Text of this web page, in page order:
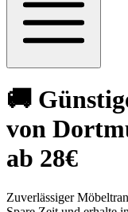
🚚
von
ab 28€
Zuverlässiger